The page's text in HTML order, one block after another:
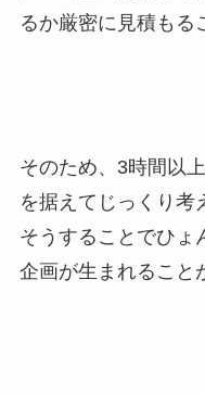
るか厳密に見積もる
そのため、3時間以
を据えてじっくり考
そうすることでひょ
企画が生まれること